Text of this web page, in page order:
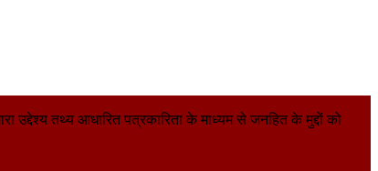
तथ्य आधारित पत्रकारिता के माध्यम से जनहित के मुद्दों को